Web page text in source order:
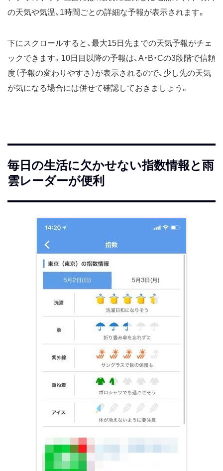
の天気や気温、1時間ごとの詳細な予報が表示されます。
下にスクロールすると、最大15日先までの天気予報がチェ
ックできます。10日目以降の予報は、A・B・Cの3段階で信頼
度（予報の変わりやすさ）が表示されるので、少し先の天気
が気になる場合には併せて確認しておきましょう。
毎日の生活に欠かせない指数情報と雨
雲レーダーが便利